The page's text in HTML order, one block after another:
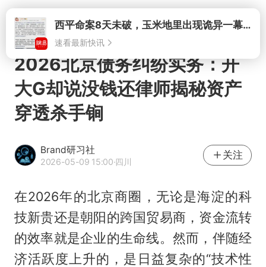
打开
2026北京债务纠纷实务：开
大G却说没钱还律师揭秘资产
穿透杀手锏
Brand研习社
2026-05-09 15:00·四川
关注
在2026年的北京商圈，无论是海淀的科
技新贵还是朝阳的跨国贸易商，资金流转
的效率就是企业的生命线。然而，伴随经
济活跃度上升的，是日益复杂的“技术性